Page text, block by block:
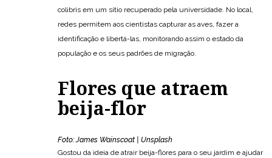
colibris em um sítio recuperado pela universidade. No local,
redes permitem aos cientistas capturar as aves, fazer a
identificação e libertá-las, monitorando assim o estado da
população e os seus padrões de migração.
Flores que atraem
beija-flor
Foto: James Wainscoat | Unsplash
Gostou da ideia de atrair beija-flores para o seu jardim e ajudar